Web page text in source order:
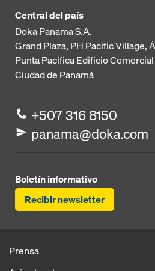
Central del país
Doka Panama S.A.
Grand Plaza, PH Pacific Village,
Punta PacificaEdificio Comercial
Ciudad de Panamá
+507 316 8150
panama@doka.com
Boletín informativo
Recibir newsletter
Prensa